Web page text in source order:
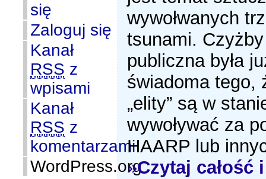
się
Zaloguj się
Kanał
RSS z
wpisami
Kanał
RSS z
komentarzami
WordPress.org
wywołwanych
tsunami.
publiczna była
świadoma tego,
„elity” są w
wywoływać za
HAARP lub
»Czytaj